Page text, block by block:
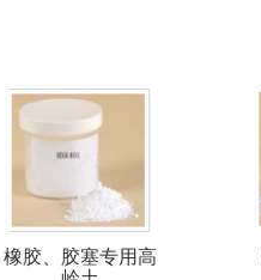
橡胶、胶塞专用高